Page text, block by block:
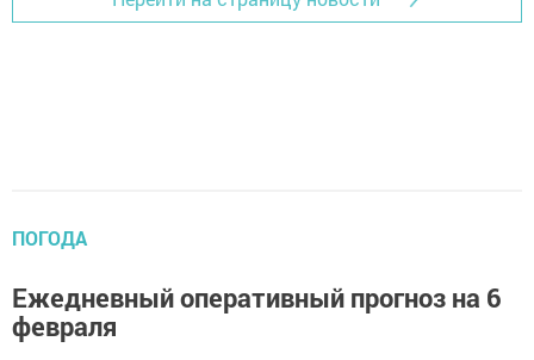
ПОГОДА
Ежедневный оперативный прогноз на 6
февраля